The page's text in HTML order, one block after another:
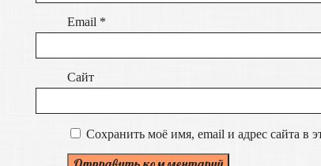
Email *
Сайт
Сохранить моё имя, email и адрес сайта в